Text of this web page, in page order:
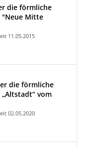
die förmliche
"Neue Mitte
11.05.2015
die förmliche
vom
02.05.2020